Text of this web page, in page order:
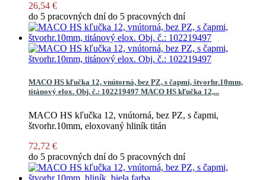
26,54 €
do 5 pracovných dnído 5 pracovných dní
MACO HS kľučka 12, vnútorná, bez PZ, s čapmi, štvorhr.10mm,
titánový elox. Obj. č.: 102219497 MACO HS kľučka 12,...
MACO HS kľučka 12, vnútorná, bez PZ, s čapmi,
štvorhr.10mm, eloxovaný hliník titán
72,72 €
do 5 pracovných dnído 5 pracovných dní